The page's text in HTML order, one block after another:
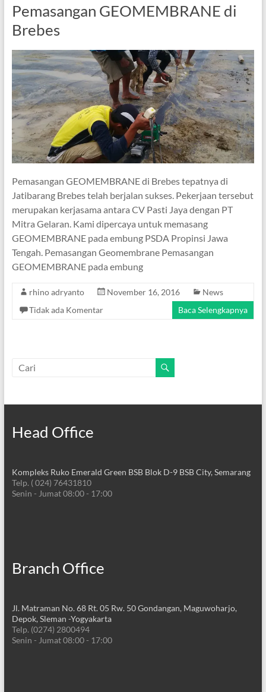
Pemasangan GEOMEMBRANE di
Brebes
Pemasangan GEOMEMBRANE di Brebes tepatnya di
Jatibarang Brebes telah berjalan sukses. Pekerjaan tersebut
merupakan kerjasama antara CV Pasti Jaya dengan PT
Mitra Gelaran. Kami dipercaya untuk memasang
GEOMEMBRANE pada embung PSDA Propinsi Jawa
Tengah. Pemasangan Geomembrane Pemasangan
GEOMEMBRANE pada embung
rhino adryanto November 16, 2016
News
Tidak ada Komentar
Baca Selengkapnya
Head Office
Kompleks Ruko Emerald Green BSB Blok D-9 BSB City, Semarang
Telp. ( 024) 76431810
Senin - Jumat 08:00 - 17:00
Branch Office
Jl. Matraman No. 68 Rt. 05 Rw. 50 Gondangan, Maguwoharjo,
Depok, Sleman -Yogyakarta
Telp. (0274) 2800494
Senin - Jumat 08:00 - 17:00